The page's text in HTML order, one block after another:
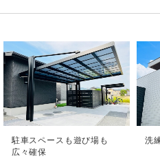
駐車スペースも遊び場も
広々確保
洗